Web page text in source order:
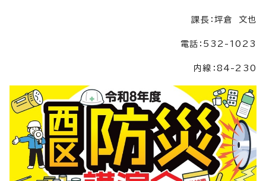
課長：坪倉 文也
電話：532-1023
内線：84-230